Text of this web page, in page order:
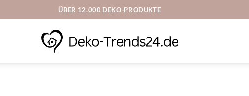
ÜBER 12.000 DEKO-PRODUKTE